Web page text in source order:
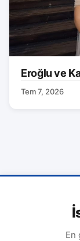
Eroğlu ve
Tem 7, 2026
En